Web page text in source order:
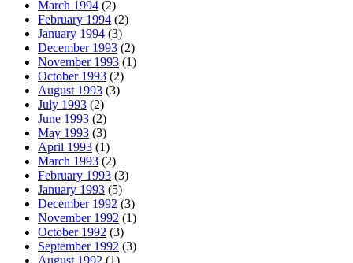
March 1994 (2)
February 1994 (2)
January 1994 (3)
December 1993 (2)
November 1993 (1)
October 1993 (2)
August 1993 (3)
July 1993 (2)
June 1993 (2)
May 1993 (3)
April 1993 (1)
March 1993 (2)
February 1993 (3)
January 1993 (5)
December 1992 (3)
November 1992 (1)
October 1992 (3)
September 1992 (3)
August 1992 (1)